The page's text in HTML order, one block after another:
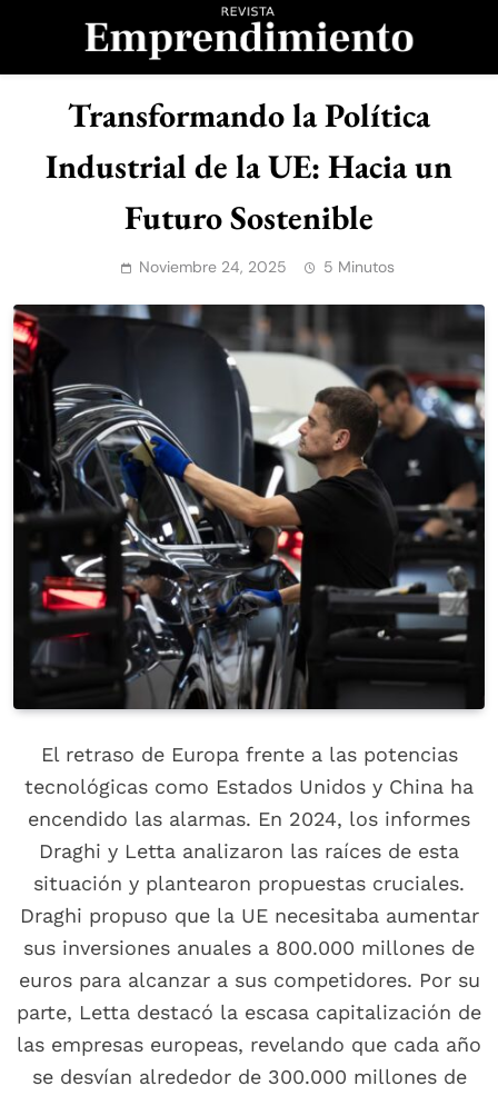
Revista
Emprendimiento
Transformando la Política
Industrial de la UE: Hacia un
Futuro Sostenible
Noviembre 24, 2025 5 Minutos
El retraso de Europa frente a las potencias
tecnológicas como Estados Unidos y China ha
encendido las alarmas. En 2024, los informes
Draghi y Letta analizaron las raíces de esta
situación y plantearon propuestas cruciales.
Draghi propuso que la UE necesitaba aumentar
sus inversiones anuales a 800.000 millones de
euros para alcanzar a sus competidores. Por su
parte, Letta destacó la escasa capitalización de
las empresas europeas, revelando que cada año
se desvían alrededor de 300.000 millones de